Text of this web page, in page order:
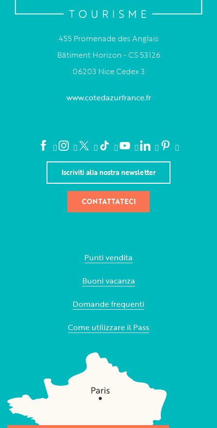
455 Promenade des Anglais
Bâtiment Horizon - CS 53126
06203 Nice Cedex 3
www.cotedazurfrance.fr
Iscriviti alla nostra newsletter
CONTATTATECI
Punti vendita
Buoni vacanza
Domande frequenti
Come utilizzare il Pass